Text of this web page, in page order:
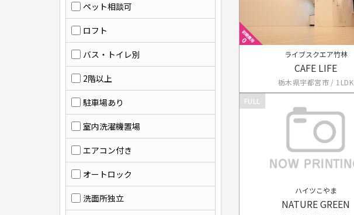
ライブスクエア竹林
CAFE LIFE
栃木県宇都宮市 / 1LDK
FULL
ハイツこやま
NATURE GREEN
ペット相談可
ロフト
バス・トイレ別
2階以上
駐車場あり
室内洗濯機置場
エアコン付き
オートロック
洗面所独立